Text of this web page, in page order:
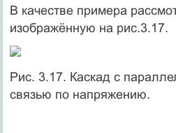
В качестве примера
изображённую на рис.3.17.
Рис. 3.17. Каскад с
связью по напряжению.